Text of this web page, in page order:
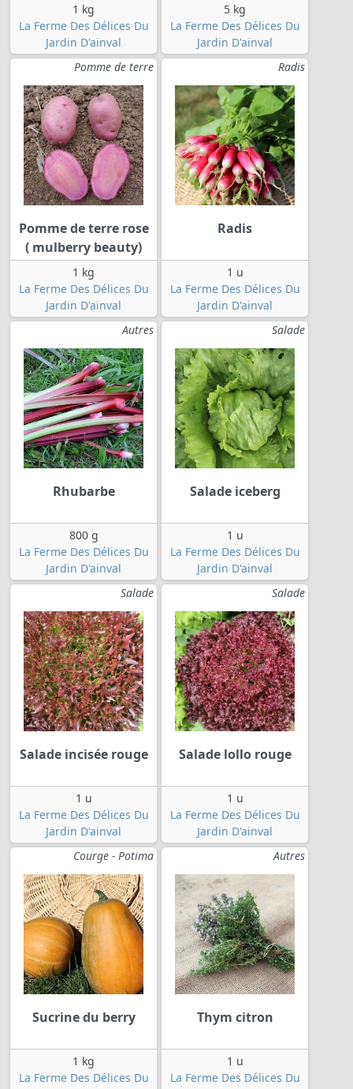
1 kg
La Ferme Des Délices Du
Jardin D'ainval
5 kg
La Ferme Des Délices Du
Jardin D'ainval
Pomme de terre
Pomme de terre rose
( mulberry beauty)
1 kg
La Ferme Des Délices Du
Jardin D'ainval
Radis
Radis
1 u
La Ferme Des Délices Du
Jardin D'ainval
Autres
Rhubarbe
800 g
La Ferme Des Délices Du
Jardin D'ainval
Salade
Salade iceberg
1 u
La Ferme Des Délices Du
Jardin D'ainval
Salade
Salade incisée rouge
1 u
La Ferme Des Délices Du
Jardin D'ainval
Salade
Salade lollo rouge
1 u
La Ferme Des Délices Du
Jardin D'ainval
Courge - Potima
Sucrine du berry
1 kg
La Ferme Des Délices Du
Autres
Thym citron
1 u
La Ferme Des Délices Du